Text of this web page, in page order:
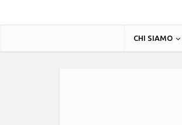
CHI SIAMO